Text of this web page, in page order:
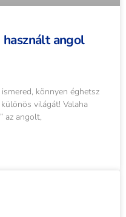
angol
könnyen éghetsz
világát! Valaha
az angolt,